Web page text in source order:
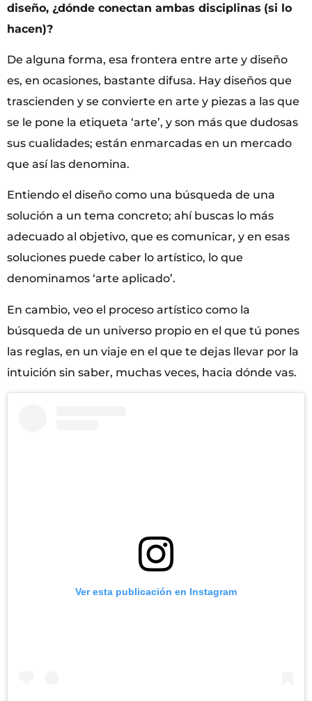
diseño, ¿dónde conectan ambas disciplinas (si lo
hacen)?
De alguna forma, esa frontera entre arte y diseño
es, en ocasiones, bastante difusa. Hay diseños que
trascienden y se convierte en arte y piezas a las que
se le pone la etiqueta ‘arte’, y son más que dudosas
sus cualidades; están enmarcadas en un mercado
que así las denomina.
Entiendo el diseño como una búsqueda de una
solución a un tema concreto; ahí buscas lo más
adecuado al objetivo, que es comunicar, y en esas
soluciones puede caber lo artístico, lo que
denominamos ‘arte aplicado’.
En cambio, veo el proceso artístico como la
búsqueda de un universo propio en el que tú pones
las reglas, en un viaje en el que te dejas llevar por la
intuición sin saber, muchas veces, hacia dónde vas.
Ver esta publicación en Instagram